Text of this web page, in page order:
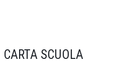
CARTA SCUOLA